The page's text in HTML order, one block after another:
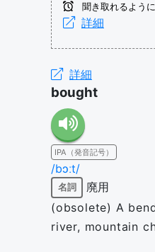
聞き取れるよう
詳細
詳細
bought
IPA（発音記号）
/bɔːt/
名詞
廃用
(obsolete) A
river, mountain